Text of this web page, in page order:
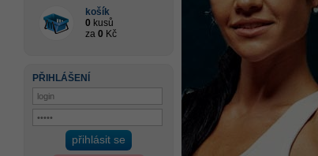
košík
0 kusů
za 0 Kč
PŘIHLÁŠENÍ
přihlásit se